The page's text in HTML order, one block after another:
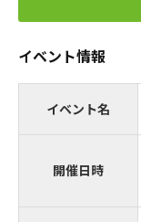
イベント情報
イベント名
開催日時